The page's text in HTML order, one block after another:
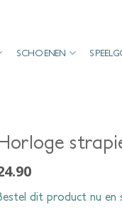
SCHOENEN
dit product nu en